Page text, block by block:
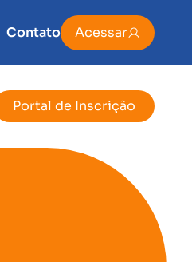
Contato Acessar
Portal de Inscrição